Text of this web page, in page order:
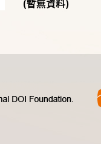
(暫無資料)